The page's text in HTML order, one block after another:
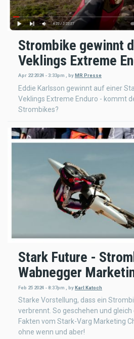
Strombike gewinnt
Veklings Extreme
Apr 22 2024 - 3:33pm , by MR Presse
Eddie Karlsson gewinnt auf einer
Veklings Extreme Enduro - kommt
Strombikes?
Stark Future -
Wabnegger
Feb 25 2024 - 8:37pm byKarl Katoch
Starke Vorstellung, dass ein
verbrennt. So geschehen und
Fakten vom Stark-Varg Marketing
ohne wenn und aber!